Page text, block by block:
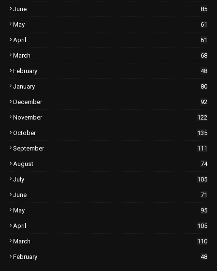
June 85
May 61
April 61
March 68
February 48
January 80
December 92
November 122
October 135
September 111
August 74
July 105
June 71
May 95
April 105
March 110
February 48